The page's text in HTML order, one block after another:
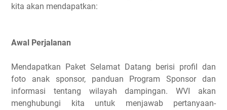
kita akan mendapatkan:
Awal Perjalanan
Mendapatkan Paket Selamat Datang berisi profil dan
foto anak sponsor, panduan Program Sponsor dan
informasi tentang wilayah dampingan. WVI akan
menghubungi kita untuk menjawab pertanyaan-